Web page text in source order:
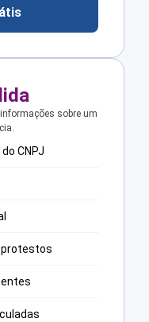
sobre um
CNPJ
protestos